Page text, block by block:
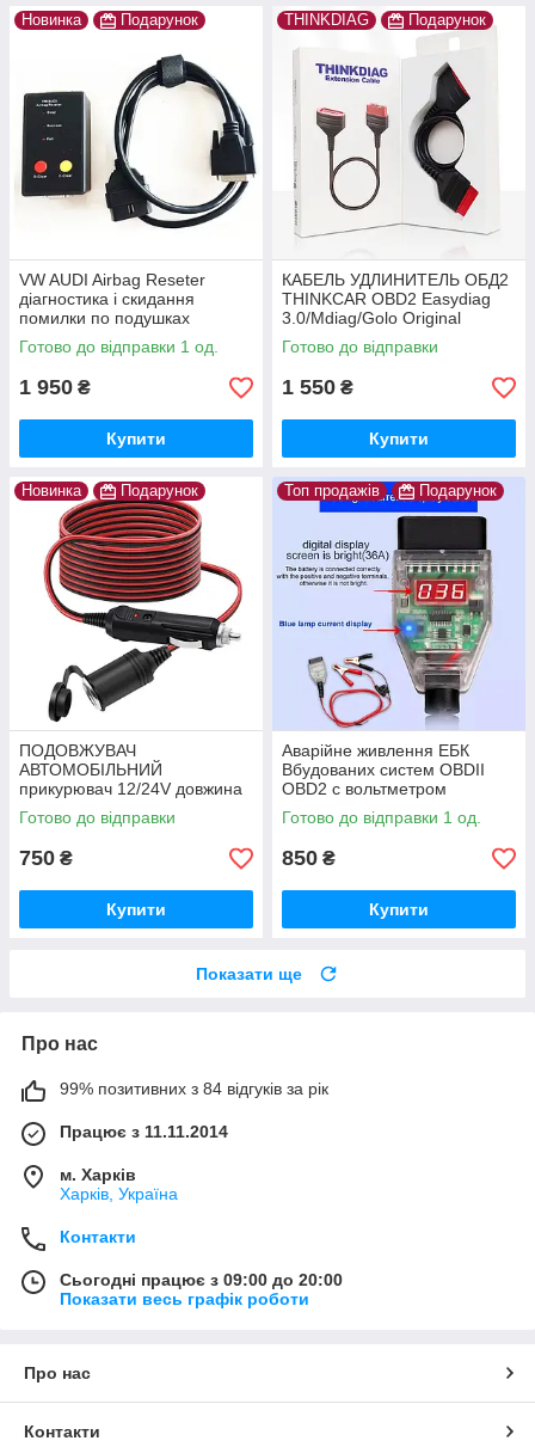
Новинка Подарунок
VW AUDI Airbag Reseter
діагностика і скидання
помилки по подушках
безпеки
Готово до відправки 1 од.
1 950 ₴
Купити
THINKDIAG Подарунок
КАБЕЛЬ УДЛИНИТЕЛЬ ОБД2
THINKCAR OBD2 Easydiag
3.0/Mdiag/Golo Original
THINKDIAG
Готово до відправки
1 550 ₴
Купити
Новинка Подарунок
ПОДОВЖУВАЧ
АВТОМОБІЛЬНИЙ
прикурювач 12/24V довжина
3 метра
Готово до відправки
750 ₴
Купити
Топ продажів Подарунок
Аварійне живлення ЕБК
Вбудованих систем OBDII
OBD2 c вольтметром
Готово до відправки 1 од.
850 ₴
Купити
Показати ще
Про нас
99% позитивних з 84 відгуків за рік
Працює з 11.11.2014
м. Харків
Харків, Україна
Контакти
Сьогодні працює з 09:00 до 20:00
Показати весь графік роботи
Про нас
Контакти